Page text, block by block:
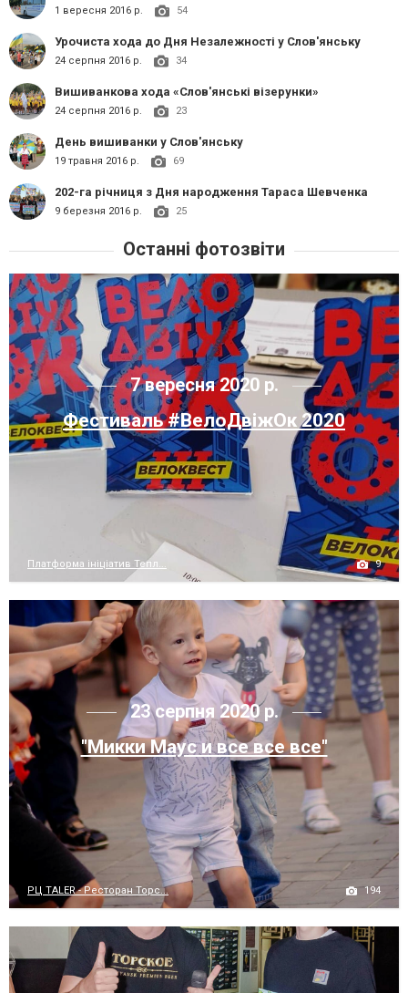
1 вересня 2016 р. 54
Урочиста хода до Дня Незалежності у Слов'янську
24 серпня 2016 р. 34
Вишиванкова хода «Слов'янські візерунки»
24 серпня 2016 р. 23
День вишиванки у Слов'янську
19 травня 2016 р. 69
202-га річниця з Дня народження Тараса Шевченка
9 березня 2016 р. 25
Останні фотозвіти
7 вересня 2020 р.
Фестиваль #ВелоДвіжОк 2020
Платформа ініціатив Тепл... 9
23 серпня 2020 р.
"Микки Маус и все все все"
РЦ TALER - Ресторан Торс... 194